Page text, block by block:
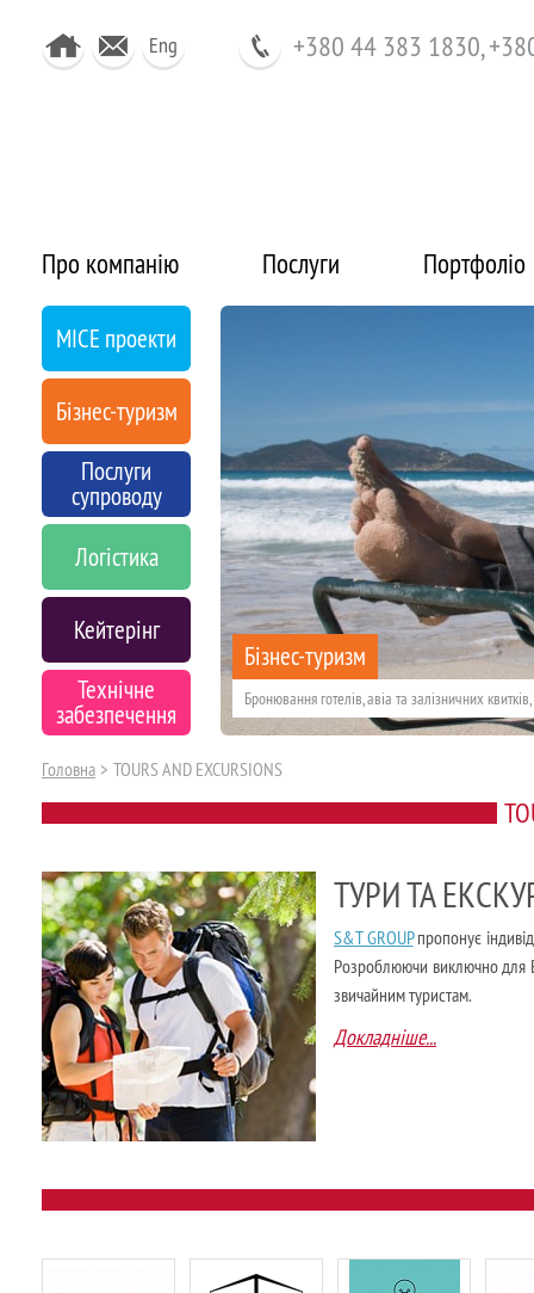
Eng +380 44 383 1830,
Про компанію Послуги Портфоліо
MICE проекти
Бізнес-туризм
Послуги
супроводу
Логістика
Кейтерінг
Технічне
забезпечення
Букінг артистів
Бізнес-туризм
Бронювання готелів, авіа та залізничних
Головна > TOURS AND EXCURSIONS
ТУРИ ТА
S&T GROUPпропонує
Розроблюючи виключно для
звичайним туристам.
Докладніше...